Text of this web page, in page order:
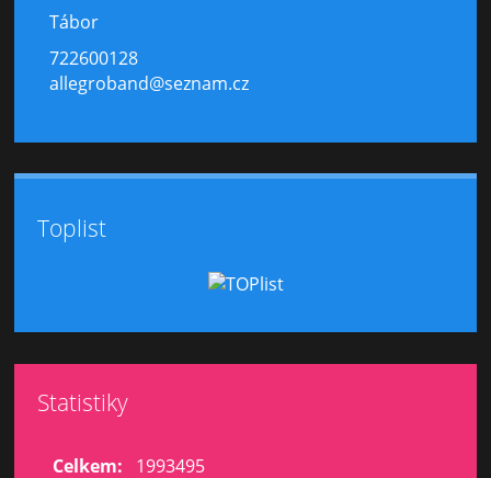
Tábor
722600128
allegroband@seznam.cz
Toplist
Statistiky
Celkem: 1993495